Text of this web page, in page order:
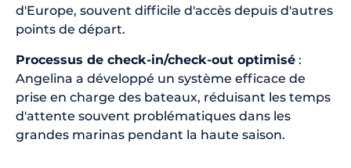
d'Europe, souvent difficile d'accès depuis d'autres
points de départ.
Processus de check-in/check-out optimisé :
Angelina a développé un système efficace de
prise en charge des bateaux, réduisant les temps
d'attente souvent problématiques dans les
grandes marinas pendant la haute saison.